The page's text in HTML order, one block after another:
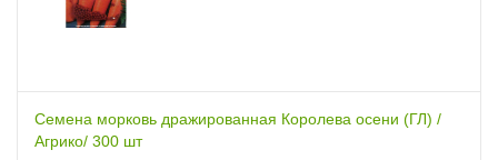
Семена морковь дражированная Королева осени (ГЛ) /
Агрико/ 300 шт